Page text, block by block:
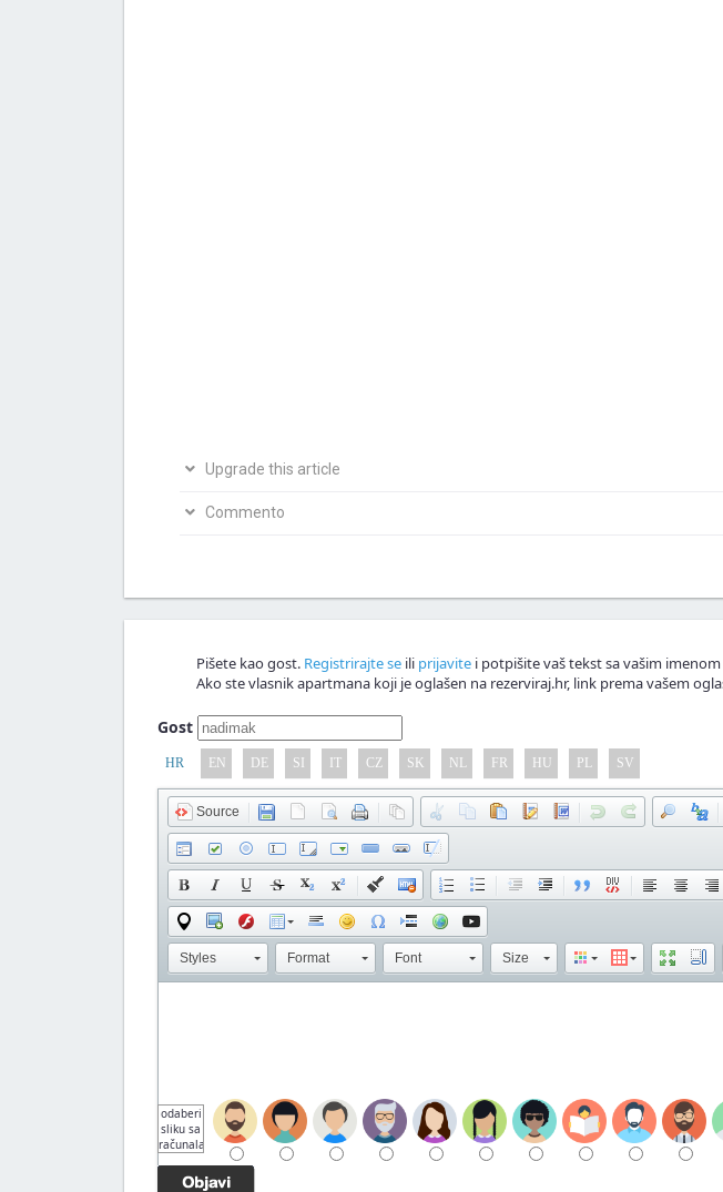
Upgrade this article
Bio si na ovom mjestu? Podijeli s nama svoja iskustva ili fotografije.
Commento
Pišete kao gost. Registrirajte se ili prijavite i potpišite vaš tekst sa vašim
Ako ste vlasnik apartmana koji je oglašen na rezerviraj.hr, link prema vašem
Gost
HR EN DE SI IT CZ SK NL FR HU PL SV
Source
Styles Format Font Size
odaberi
sliku sa
računala